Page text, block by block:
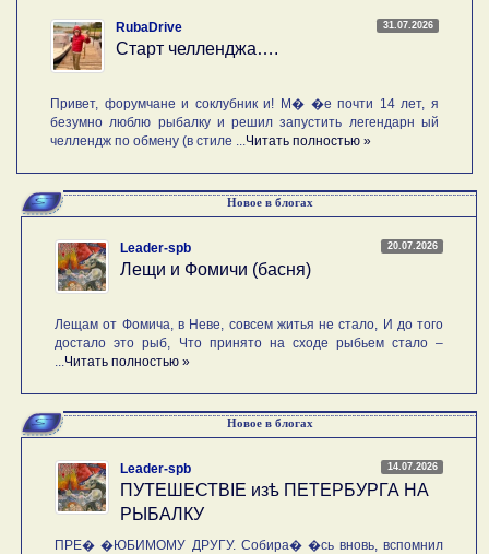
31.07.2026
RubaDrive
Старт челленджа….
Привет, форумчане и соклубник и! М� �е почти 14 лет, я
безумно люблю рыбалку и решил запустить легендарн ый
челлендж по обмену (в стиле ... Читать полностью »
Новое в блогах
20.07.2026
Leader-spb
Лещи и Фомичи (басня)
Лещам от Фомича, в Неве, совсем житья не стало, И до того
достало это рыб, Что принято на сходе рыбьем стало –
Читать полностью »
Новое в блогах
14.07.2026
Leader-spb
ПУТЕШЕСТВIE изѣ ПЕТЕРБУРГА НА
РЫБАЛКУ
ПРЕ� �ЮБИМОМУ ДРУГУ. Собира� �сь вновь, вспомнил